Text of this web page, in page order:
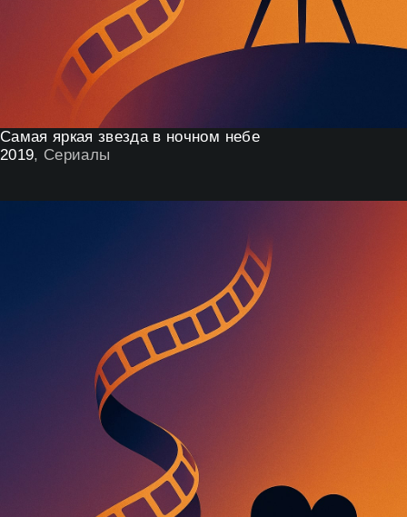
Самая яркая звезда в ночном небе
2019, Сериалы